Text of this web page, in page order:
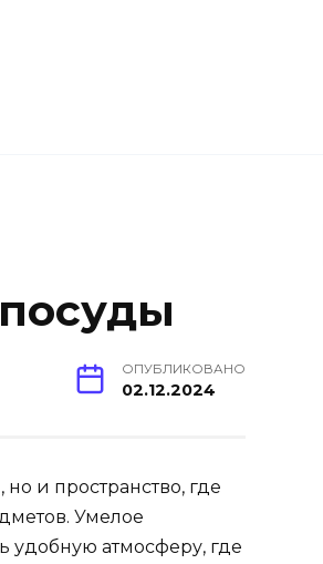
ОПУБЛИКОВАНО
02.12.2024
и пространство, где
Умелое
удобную атмосферу, где